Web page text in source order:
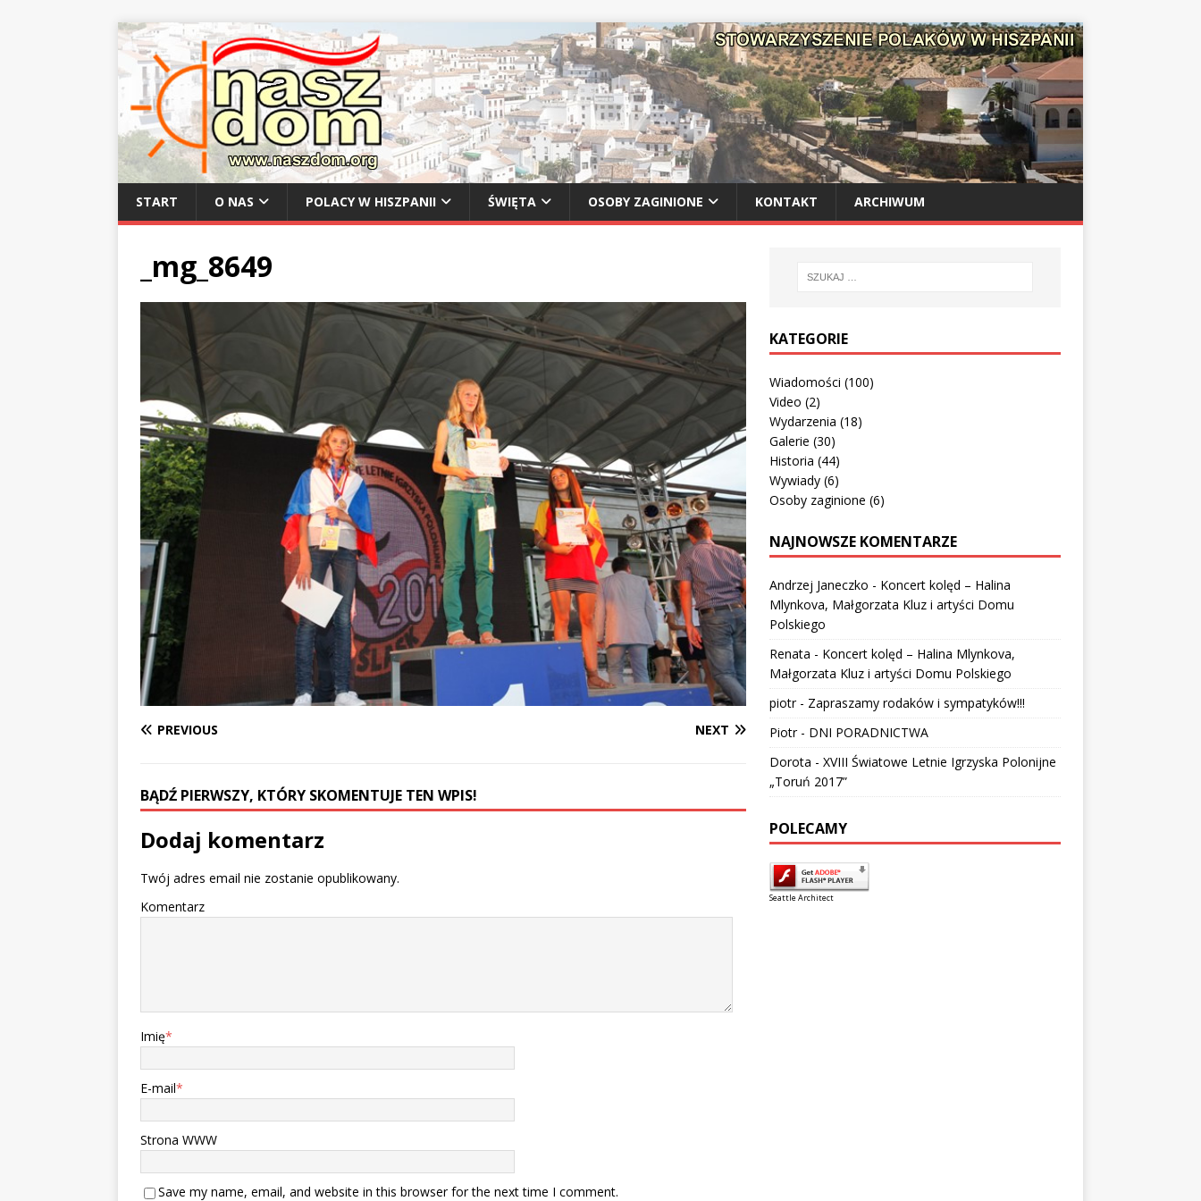
START O NAS POLACY W HISZPANII ŚWIĘTA OSOBY ZAGINIONE KONTAKT ARCHIWUM
_mg_8649
PREVIOUS NEXT
BĄDŹ PIERWSZY, KTÓRY SKOMENTUJE TEN WPIS!
Dodaj komentarz
Twój adres email nie zostanie opublikowany.
Komentarz
Imię*
E-mail*
Strona WWW
Save my name, email, and website in this browser for the next time I comment.
KATEGORIE
Wiadomości (100)
Video (2)
Wydarzenia (18)
Galerie (30)
Historia (44)
Wywiady(6)
Osoby zaginione (6)
NAJNOWSZE KOMENTARZE
Andrzej Janeczko - Koncert kolęd – Halina
Mlynkova, Małgorzata Kluz i artyści Domu
Polskiego
Renata - Koncert kolęd – Halina Mlynkova,
Małgorzata Kluz i artyści Domu Polskiego
piotr- Zapraszamy rodaków i sympatyków!!!
Piotr- DNI PORADNICTWA
Dorota - XVIII Światowe Letnie Igrzyska Polonijne
„Toruń 2017”
POLECAMY
Seattle Architect